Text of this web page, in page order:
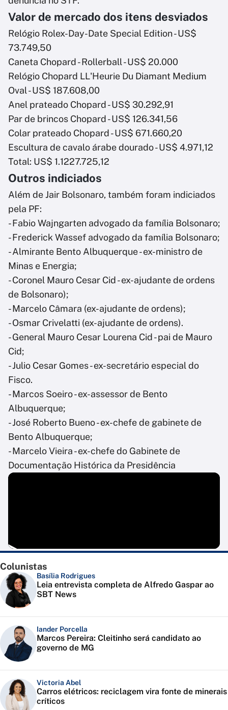
Valor de mercado dos itens desviados
Relógio Rolex-Day-Date Special Edition - US$
73.749,50
Caneta Chopard - Rollerball - US$ 20.000
Relógio Chopard LL'Heurie Du Diamant Medium
Oval - US$ 187.608,00
Anel prateado Chopard - US$ 30.292,91
Par de brincos Chopard - US$ 126.341,56
Colar prateado Chopard - US$ 671.660,20
Escultura de cavalo árabe dourado - US$ 4.971,12
Total: US$ 1.1227.725,12
Outros indiciados
Além de Jair Bolsonaro, também foram indiciados
pela PF:
- Fabio Wajngarten advogado da família Bolsonaro;
- Frederick Wassef advogado da família Bolsonaro;
- Almirante Bento Albuquerque - ex-ministro de
Minas e Energia;
- Coronel Mauro Cesar Cid - ex-ajudante de ordens
de Bolsonaro);
- Marcelo Câmara (ex-ajudante de ordens);
- Osmar Crivelatti (ex-ajudante de ordens).
- General Mauro Cesar Lourena Cid - pai de Mauro
Cid;
- Julio Cesar Gomes - ex-secretário especial do
Fisco.
- Marcos Soeiro - ex-assessor de Bento
Albuquerque;
- José Roberto Bueno - ex-chefe de gabinete de
Bento Albuquerque;
- Marcelo Vieira - ex-chefe do Gabinete de
Documentação Histórica da Presidência
Colunistas
Basília Rodrigues
Leia entrevista completa de Alfredo Gaspar ao
SBT News
Iander Porcella
Marcos Pereira: Cleitinho será candidato ao
governo de MG
Victoria Abel
Carros elétricos: reciclagem vira fonte de minerais
críticos